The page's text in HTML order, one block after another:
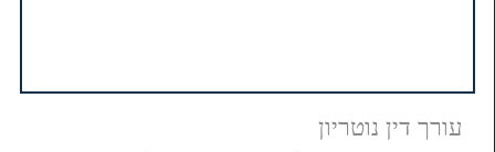
עורך דין נוטריון